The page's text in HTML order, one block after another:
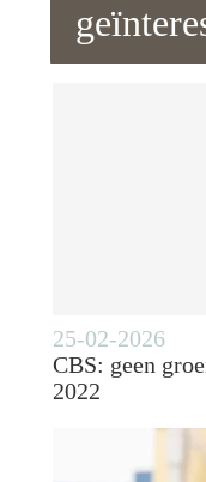
25-02-2026
CBS: geen
2022